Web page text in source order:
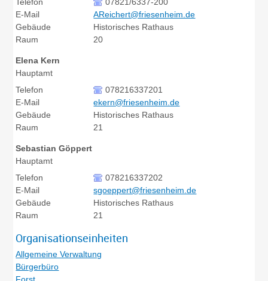
E-Mail
AReichert@friesenheim.de
Gebäude
Historisches Rathaus
Raum
20
Elena Kern
Hauptamt
Telefon
078216337201
E-Mail
ekern@friesenheim.de
Gebäude
Historisches Rathaus
Raum
21
Sebastian Göppert
Hauptamt
Telefon
078216337202
E-Mail
sgoeppert@friesenheim.de
Gebäude
Historisches Rathaus
Raum
21
Organisationseinheiten
Allgemeine Verwaltung
Bürgerbüro